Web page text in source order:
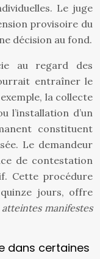
Le juge
provisoire du
décision au fond.
au regard des
entraîner le
la collecte
l’installation d’un
constituent
Le demandeur
de contestation
Cette procédure
jours, offre
atteintes manifestes
dans certaines